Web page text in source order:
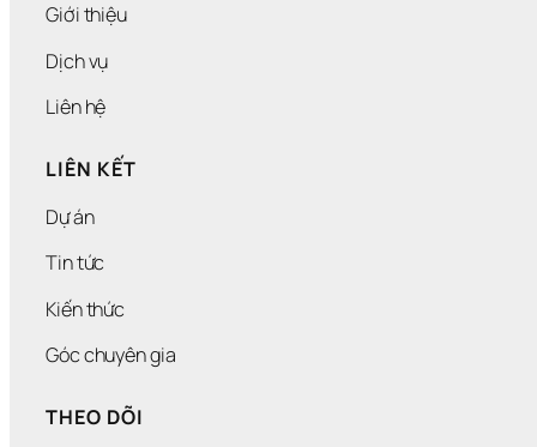
Giới thiệu
Dịch vụ
Liên hệ
LIÊN KẾT
Dự án
Tin tức
Kiến thức
Góc chuyên gia
THEO DÕI